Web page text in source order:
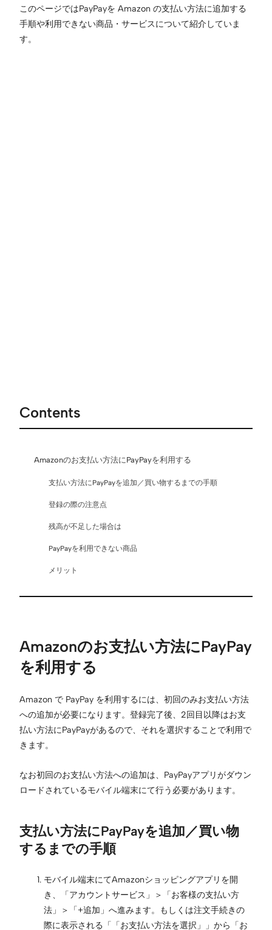
このページではPayPayを Amazon の支払い方法に追加する
手順や利用できない商品・サービスについて紹介していま
す。
Contents
Amazonのお支払い方法にPayPayを利用する
支払い方法にPayPayを追加／買い物するまでの手順
登録の際の注意点
残高が不足した場合は
PayPayを利用できない商品
メリット
Amazonのお支払い方法にPayPay
を利用する
Amazon で PayPay を利用するには、初回のみお支払い方法
への追加が必要になります。登録完了後、2回目以降はお支
払い方法にPayPayがあるので、それを選択することで利用で
きます。
なお初回のお支払い方法への追加は、PayPayアプリがダウン
ロードされているモバイル端末にて行う必要があります。
支払い方法にPayPayを追加／買い物
するまでの手順
モバイル端末にてAmazonショッピングアプリを開
き、「アカウントサービス」＞「お客様の支払い方
法」＞「+追加」へ進みます。もしくは注文手続きの
際に表示される「「お支払い方法を選択」」から「お